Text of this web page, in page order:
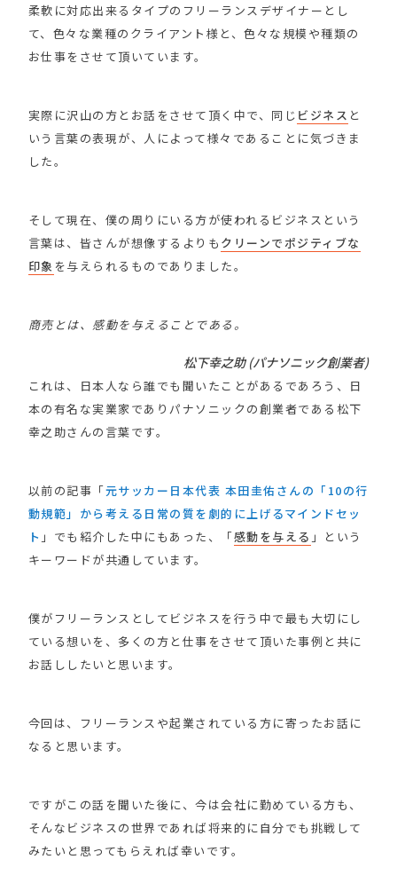
柔軟に対応出来るタイプのフリーランスデザイナーとし
て、色々な業種のクライアント様と、色々な規模や種類の
お仕事をさせて頂いています。
実際に沢山の方とお話をさせて頂く中で、同じ ビジネス と
いう言葉の表現が、人によって様々であることに気づきま
した。
そして現在、僕の周りにいる方が使われるビジネスという
言葉は、皆さんが想像するよりも クリーンでポジティブな
印象 を与えられるものでありました。
商売とは、感動を与えることである。
松下幸之助 (パナソニック創業者)
これは、日本人なら誰でも聞いたことがあるであろう、日
本の有名な実業家でありパナソニックの創業者である松下
幸之助さんの言葉です。
以前の記事「元サッカー日本代表 本田圭佑さんの「10の行
動規範」から考える日常の質を劇的に上げるマインドセッ
ト 」でも紹介した中にもあった、「感動を与える 」という
キーワードが共通しています。
僕がフリーランスとしてビジネスを行う中で最も大切にし
ている想いを、多くの方と仕事をさせて頂いた事例と共に
お話ししたいと思います。
今回は、フリーランスや起業されている方に寄ったお話に
なると思います。
ですがこの話を聞いた後に、今は会社に勤めている方も、
そんなビジネスの世界であれば将来的に自分でも挑戦して
みたいと思ってもらえれば幸いです。